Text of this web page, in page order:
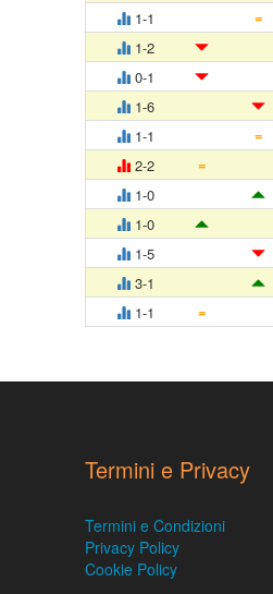
1-1
=
1-2
0-1
1-6
1-1
=
2-2
=
1-0
1-0
1-5
3-1
1-1
=
Termini e Privacy
Termini e Condizioni
Privacy Policy
Cookie Policy